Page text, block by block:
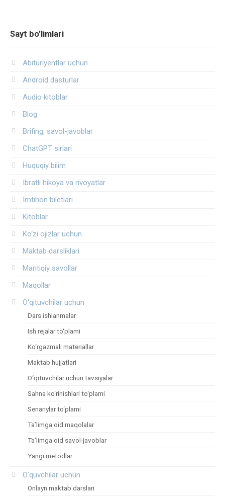
Sayt bo’limlari
Abituriyentlar uchun
Android dasturlar
Audio kitoblar
Blog
Brifing, savol-javoblar
ChatGPT sirlari
Huquqiy bilim
Ibratli hikoya va rivoyatlar
Imtihon biletlari
Kitoblar
Ko‘zi ojizlar uchun
Maktab darsliklari
Mantiqiy savollar
Maqollar
O‘qituvchilar uchun
Dars ishlanmalar
Ish rejalar to‘plami
Ko‘rgazmali materiallar
Maktab hujjatlari
O‘qituvchilar uchun tavsiyalar
Sahna ko‘rinishlari to‘plami
Senariylar to‘plami
Ta’limga oid maqolalar
Ta’limga oid savol-javoblar
Yangi metodlar
O‘quvchilar uchun
Onlayn maktab darslari